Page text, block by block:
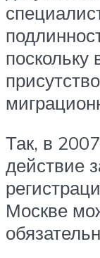
Так, в
действие
Москве